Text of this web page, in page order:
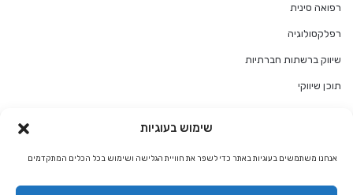
שימוש בעוגיות
אנחנו משתמשים בעוגיות באתר כדי לשפר את חוויית הגלישה ושימוש בכל הכלים המתקדמים
רפואה סינית
רפלקסולוגיה
שיווק ברשתות חברתיות
תוכן שיווקי
ניווט באתר